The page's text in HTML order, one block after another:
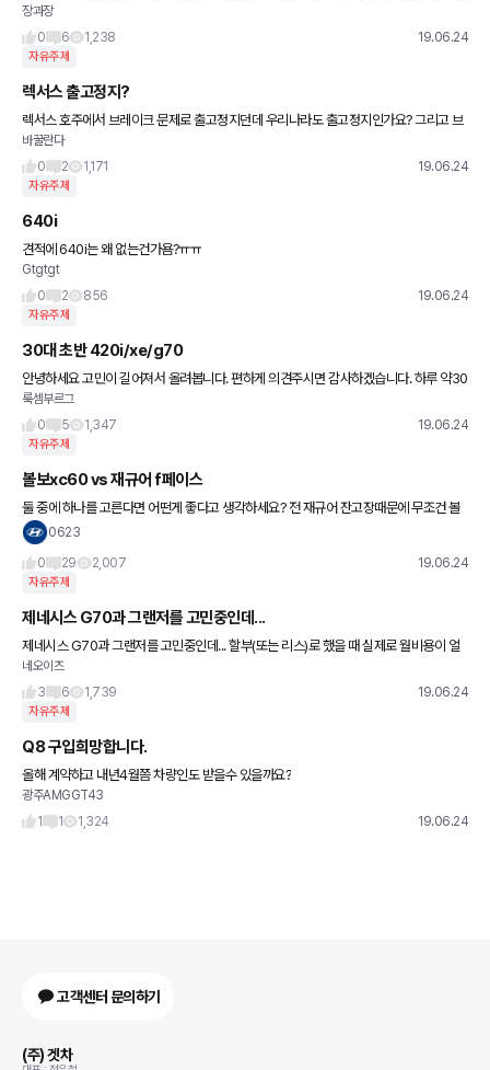
립니다! 와이프랑 맞벌이중이고 연봉은 세전 1억입니다. 결혼하면서 아파트 매매를 했고
꾸준히 원리금을 갚이가
장과장
0
6 1,238 19.06.24
자유주제
렉서스 출고정지?
렉서스 호주에서 브레이크 문제로 출고정지던데 우리나라도 출고정지인가요? 그리고 브
레이크 어떤 부분이 문제가 된건가요
바꿀란다
0
2 1,171 19.06.24
자유주제
640i
견적에 640i는 왜 없는건가욤?ㅠㅠ
Gtgtgt
0
2 856 19.06.24
자유주제
30대 초반 420i/xe/g70
안녕하세요 고민이 길어져서 올려봅니다. 편하게 의견주시면 감사하겠습니다. 하루 약30
km 출퇴근 합니다 Xe는 내년쯤 신형 나오고 고장이 무섭고 420i 는 이제 구형 f바디라
외관이 좀 아쉽고
룩셈부르그
0
5 1,347 19.06.24
자유주제
볼보xc60 vs 재규어 f페이스
둘 중에 하나를 고른다면 어떤게 좋다고 생각하세요? 전 재규어 잔고장때문에 무조건 볼
보라고 생각하는데, xc60대비 재규어 f페이스가 좀 더 넓고 등등 좋다고 재규어 f페이스
0623
0
29 2,007 19.06.24
자유주제
제네시스 G70과 그랜저를 고민중인데...
제네시스 G70과 그랜저를 고민중인데... 할부(또는 리스)로 했을 때 실제로 월비용이 얼
마나 차이가 낡가요? 물론 유지비도 고려했을 때요. 옵션이나 운행거리에 따라 차이가 많
겠지만 대략적이라도
네오이즈
3
6 1,739 19.06.24
자유주제
Q8 구입희망합니다.
올해 계약하고 내년4월쯤 차량인도 받을수 있을까요?
광주AMGGT43
1
1 1,324 19.06.24
고객센터 문의하기
(주) 겟차